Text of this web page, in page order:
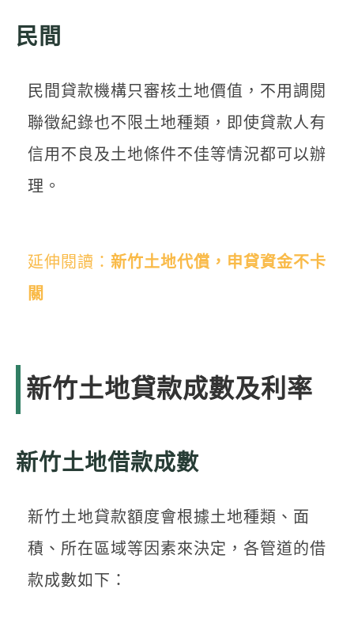
民間
民間貸款機構只審核土地價值，不用調閱
聯徵紀錄也不限土地種類，即使貸款人有
信用不良及土地條件不佳等情況都可以辦
理。
延伸閱讀： 新竹土地代償，申貸資金不卡
關
新竹土地貸款成數及利率
新竹土地借款成數
新竹土地貸款額度會根據土地種類、面
積、所在區域等因素來決定，各管道的借
款成數如下：